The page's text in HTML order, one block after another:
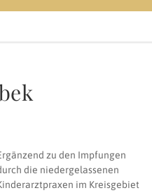
zu den Impfungen
die niedergelassenen
im Kreisgebiet